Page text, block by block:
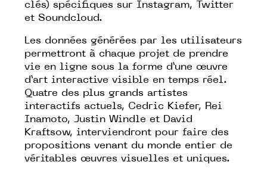
clés) spécifiques sur Instagram, Twitter
et Soundcloud.
Les données générées par les utilisateurs
permettront à chaque projet de prendre
vie en ligne sous la forme d’une œuvre
d’art interactive visible en temps réel.
Quatre des plus grands artistes
interactifs actuels, Cedric Kiefer, Rei
Inamoto, Justin Windle et David
Kraftsow, interviendront pour faire des
propositions venant du monde entier de
véritables œuvres visuelles et uniques.